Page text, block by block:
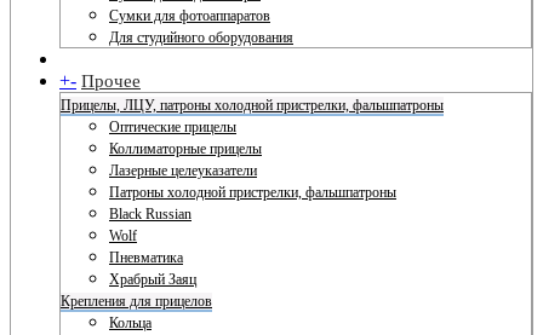
Сумки для фотоаппаратов
Для студийного оборудования
+- Прочее
Прицелы, ЛЦУ, патроны холодной пристрелки, фальшпатроны
Оптические прицелы
Коллиматорные прицелы
Лазерные целеуказатели
Патроны холодной пристрелки, фальшпатроны
Black Russian
Wolf
Пневматика
Храбрый Заяц
Крепления для прицелов
Кольца